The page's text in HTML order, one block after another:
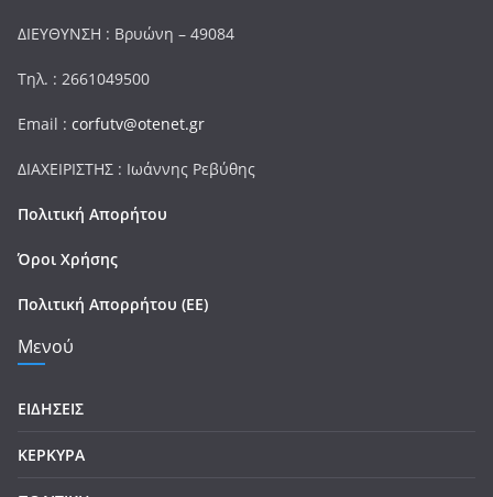
ΔΙΕΥΘΥΝΣΗ : Βρυώνη – 49084
Τηλ. : 2661049500
Email : corfutv@otenet.gr
ΔΙΑΧΕΙΡΙΣΤΗΣ : Ιωάννης Ρεβύθης
Πολιτική Απορήτου
Όροι Χρήσης
Πολιτική Απορρήτου (ΕΕ)
Μενού
ΕΙΔΗΣΕΙΣ
ΚΕΡΚΥΡΑ